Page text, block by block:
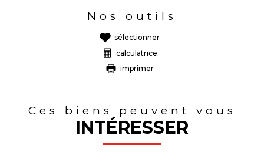
Nos outils
sélectionner
calculatrice
imprimer
Ces biens peuvent vous
INTÉRESSER